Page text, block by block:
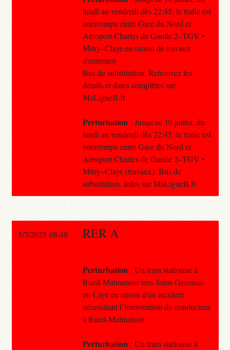
lundi au vendredi dès 22:45, le trafic est
interrompu entre Gare du Nord et
Aéroport Charles de Gaulle 2–TGV •
Mitry–Claye en raison de travaux
d'entretien
Bus de substitution. Retrouvez les
détails et dates complètes sur
MaLigneB.fr
Perturbation : Jusqu'au 10 juillet, du
lundi au vendredi dès 22:45, le trafic est
interrompu entre Gare du Nord et
Aéroport Charles de Gaulle 2–TGV •
Mitry–Claye (travaux). Bus de
substitution. Infos sur MaLigneB.fr
3/7/2025 08:48 RER A
Perturbation : Un train stationne à
Rueil-Malmaison vers Saint-Germain-
en-Laye en raison d'un incident
nécessitant l’intervention du conducteur
à Rueil-Malmaison .
Perturbation : Un train stationne à